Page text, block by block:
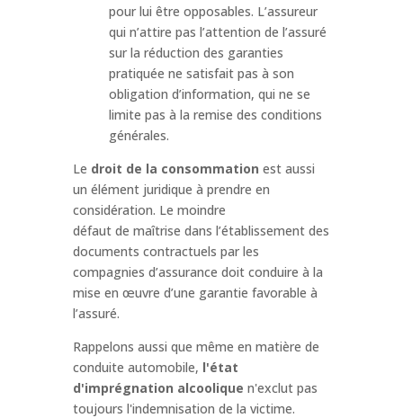
pour lui être opposables. L’assureur
qui n’attire pas l’attention de l’assuré
sur la réduction des garanties
pratiquée ne satisfait pas à son
obligation d’information, qui ne se
limite pas à la remise des conditions
générales.
Le droit de la consommation est aussi
un élément juridique à prendre en
considération. Le moindre
défaut de maîtrise dans l’établissement des
documents contractuels par les
compagnies d’assurance doit conduire à la
mise en œuvre d’une garantie favorable à
l’assuré.
Rappelons aussi que même en matière de
conduite automobile, l'état
d'imprégnation alcoolique n'exclut pas
toujours l'indemnisation de la victime.